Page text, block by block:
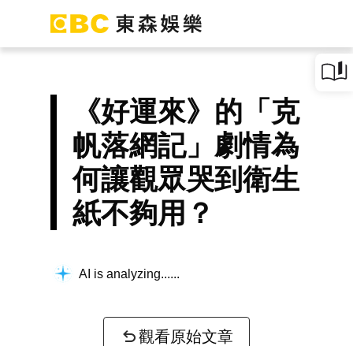
《好運來》的「克
帆落網記」劇情為
何讓觀眾哭到衛生
紙不夠用？
AI is analyzing...
觀看原始文章